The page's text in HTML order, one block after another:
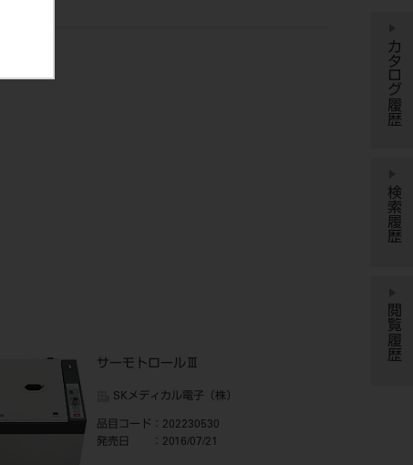
サーモトロールⅢ
SKメディカル電子（株）
品目コード ：202230530
発売日
：2016/07/21
カタログ履歴
検索履歴
閲覧履歴